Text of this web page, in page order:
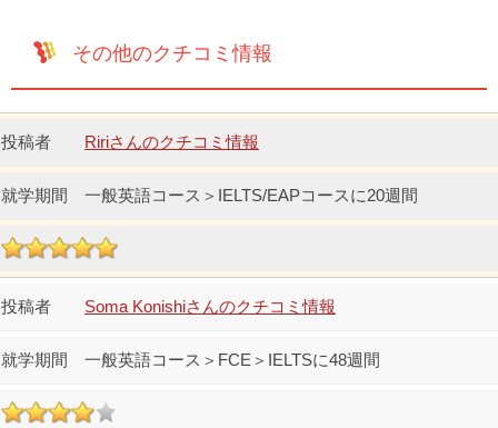
その他のクチコミ情報
Ririさんのクチコミ情報
一般英語コース＞IELTS/EAPコースに20週間
Soma Konishiさんのクチコミ情報
一般英語コース＞FCE＞IELTSに48週間